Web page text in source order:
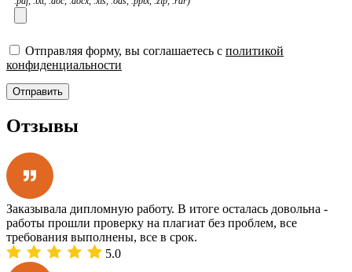
Отправляя форму, вы соглашаетесь с политикой
конфиденциальности
Отправить
Отзывы
Заказывала дипломную работу. В итоге осталась довольна -
работы прошли проверку на плагиат без проблем, все
требования выполнены, все в срок.
5.0